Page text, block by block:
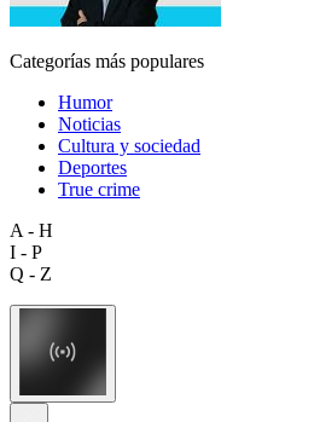
Categorías más populares
Humor
Noticias
Cultura y sociedad
Deportes
True crime
A - H
I - P
Q - Z